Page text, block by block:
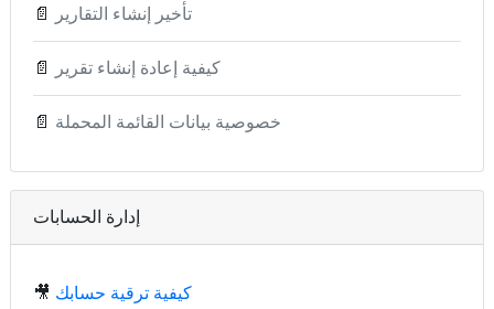
📄 تأخير إنشاء التقارير
📄 كيفية إعادة إنشاء تقرير
📄 خصوصية بيانات القائمة المحملة
إدارة الحسابات
🎥 كيفية ترقية حسابك